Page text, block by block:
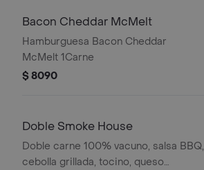
Bacon Cheddar McMelt
Hamburguesa Bacon Cheddar
McMelt 1Carne
$ 8090
Doble Smoke House
Doble carne 100% vacuno, salsa BBQ,
cebolla grillada, tocino, queso